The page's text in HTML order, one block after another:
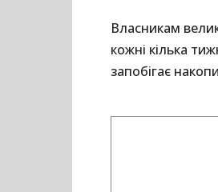
Власникам
кожні кілька
запобігає